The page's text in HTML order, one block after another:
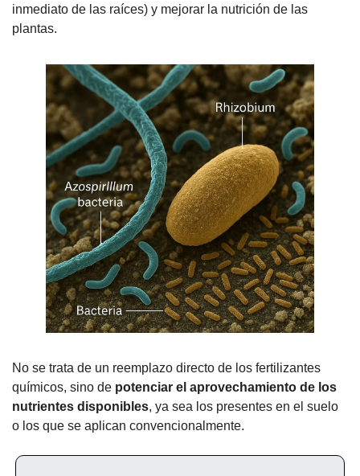
inmediato de las raíces) y mejorar la nutrición de las
plantas.
No se trata de un reemplazo directo de los fertilizantes
químicos, sino de potenciar el aprovechamiento de los
nutrientes disponibles, ya sea los presentes en el suelo
o los que se aplican convencionalmente.